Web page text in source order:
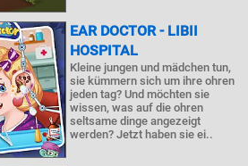
EAR DOCTOR - LIBII
HOSPITAL
Kleine jungen und mädchen tun,
sie kümmern sich um ihre ohren
jeden tag? Und möchten sie
wissen, was auf die ohren
seltsame dinge angezeigt
werden? Jetzt haben sie ei..